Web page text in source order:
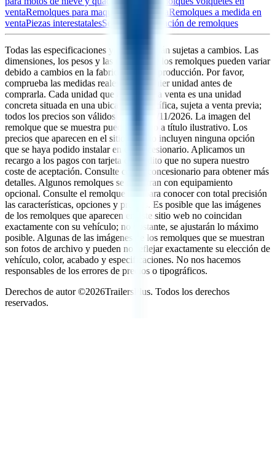
ventaRemolques para maquinaria en ventaRemolques a medida en
ventaPiezas interestatalesServicio y reparación de remolques
Todas las especificaciones y medidas están sujetas a cambios. Las
dimensiones, los pesos y las medidas de los remolques pueden variar
debido a cambios en la fabricación y la producción. Por favor,
comprueba las medidas reales de cualquier unidad antes de
comprarla. Cada unidad que aparece a la venta es una unidad
concreta situada en una ubicación específica, sujeta a venta previa;
todos los precios son válidos hasta el
08/11/2026. La imagen del
remolque que se muestra puede ser solo a título ilustrativo. Los
precios que aparecen en el sitio web no incluyen ninguna opción
que se haya podido instalar en el concesionario. Aplicamos un
recargo a los pagos con tarjeta de crédito que no supera nuestro
coste de aceptación. Consulte con el concesionario para obtener más
detalles. Algunos remolques se muestran con equipamiento
opcional. Consulte el remolque real para conocer con total precisión
las características, opciones y precios. Es posible que las imágenes
de los remolques que aparecen en este sitio web no coincidan
exactamente con su vehículo; no obstante, se ajustarán lo máximo
posible. Algunas de las imágenes de los remolques que se muestran
son fotos de archivo y pueden no reflejar exactamente su elección de
vehículo, color, acabado y especificaciones. No nos hacemos
responsables de los errores de precios o tipográficos.
Derechos de autor ©2026TrailersPlus. Todos los derechos
reservados.